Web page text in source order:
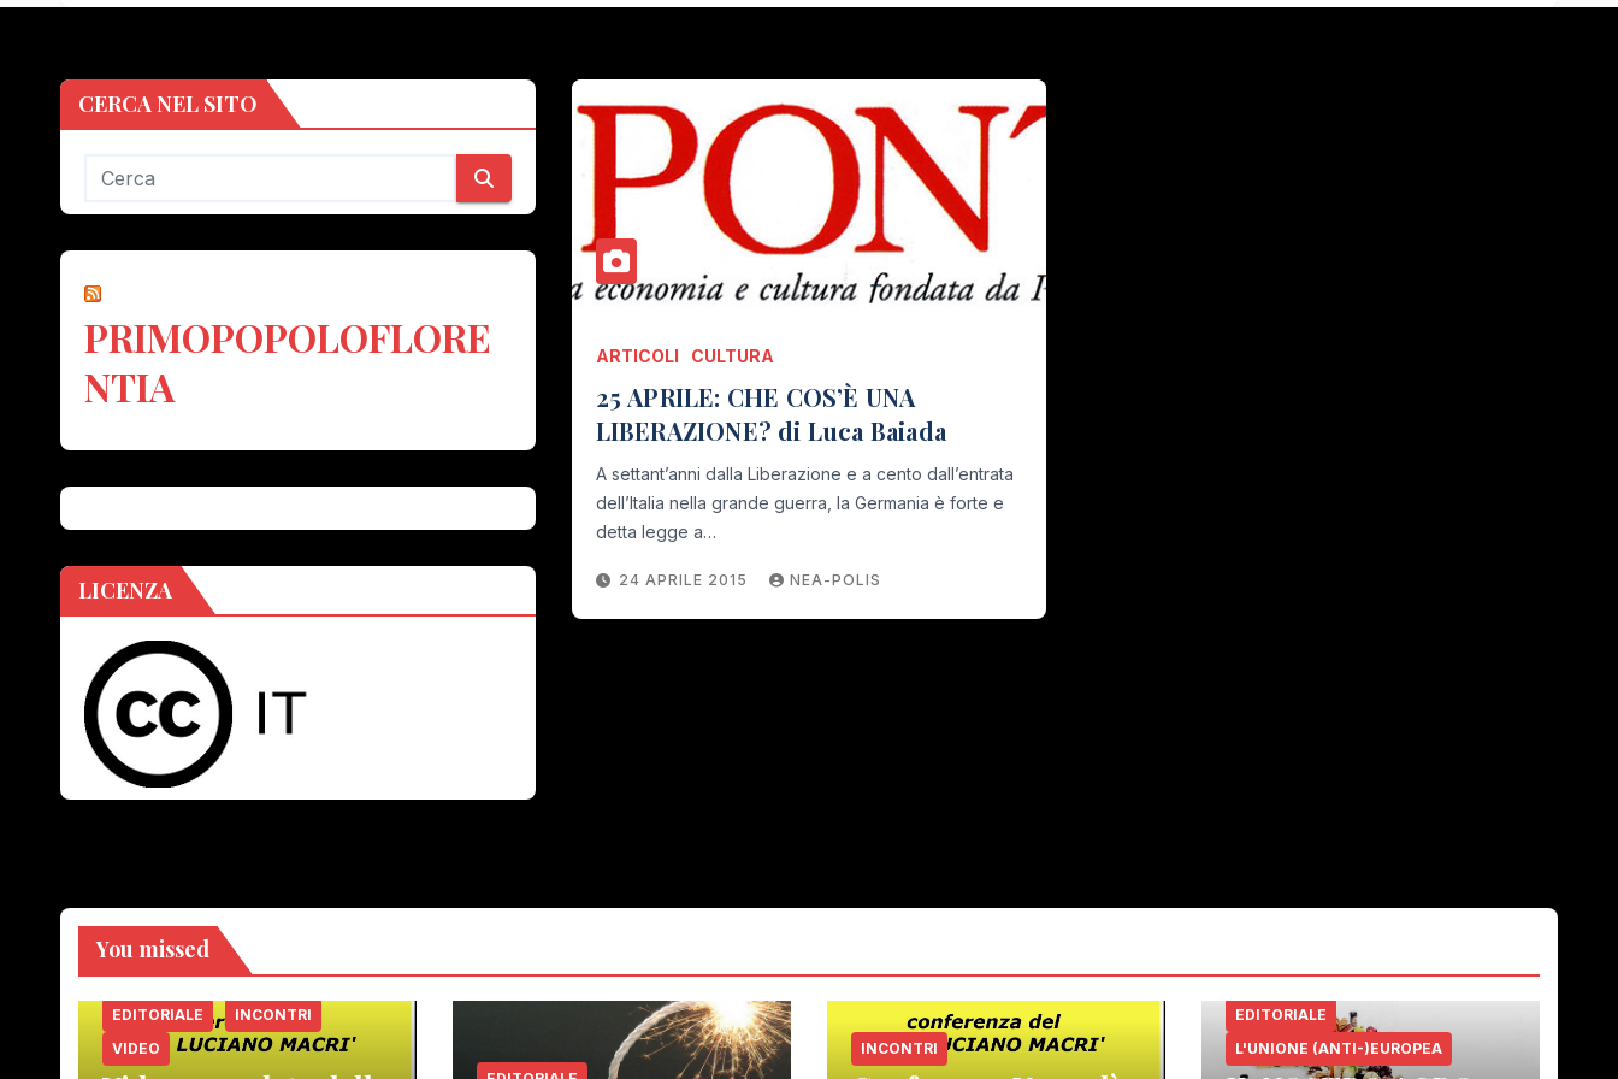
CERCA NEL SITO
PRIMOPOPOLOFLORE
NTIA
LICENZA
ARTICOLI CULTURA
25 APRILE: CHE COS’È UNA
LIBERAZIONE? di Luca Baiada
A settant’anni dalla Liberazione e a cento dall’entrata
dell’Italia nella grande guerra, la Germania è forte e
detta legge a…
24 APRILE 2015 NEA-POLIS
You missed
EDITORIALE
INCONTRI
VIDEO
INCONTRI
EDITORIALE
L'UNIONE (ANTI-)EUROPEA